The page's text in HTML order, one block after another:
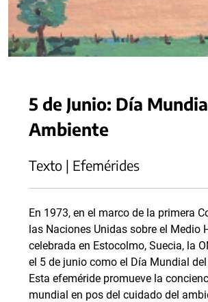
5 de Junio: Día
Ambiente
Texto | Efemérides
En 1973, en el marco de la primera
las Naciones Unidas sobre el Medio
celebrada en Estocolmo, Suecia, la
el 5 de junio como el Día Mundial
Esta efeméride promueve la
mundial en pos del cuidado del